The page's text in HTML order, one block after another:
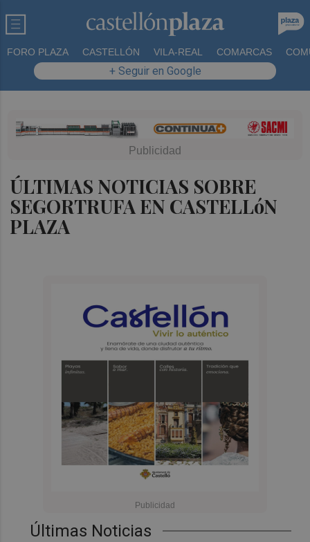
FORO PLAZA CASTELLÓN VILA-REAL COMARCAS
+ Seguir en Google
ÚLTIMAS NOTICIAS SOBRE
SEGORTRUFA EN CASTELLóN
PLAZA
Últimas Noticias